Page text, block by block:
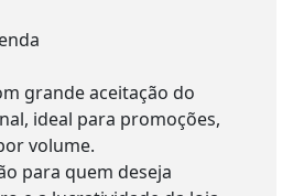
grande aceitação do
ideal para promoções,
volume.
para quem deseja